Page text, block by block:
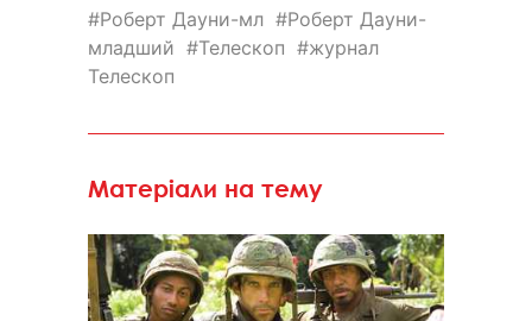
Роберт Дауни-мл
Роберт Дауни-
младший
Телескоп
журнал
Телескоп
Матеріали на тему